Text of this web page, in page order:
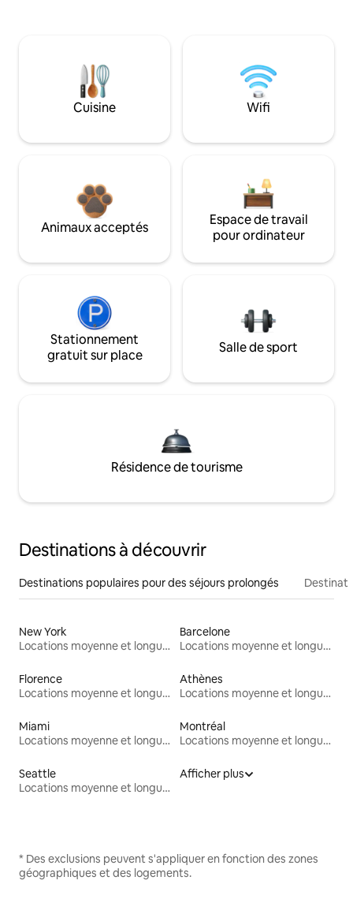
Cuisine Wifi
Animaux acceptés
Espace de travail
pour ordinateur
Stationnement
gratuit sur place
Salle de sport
Résidence de tourisme
Destinations à découvrir
Destinations populaires pour des séjours prolongés
New York
Locations moyenne et longue durée
Barcelone
Locations moyenne et longue durée
Florence
Locations moyenne et longue durée
Athènes
Locations moyenne et longue durée
Miami
Locations moyenne et longue durée
Montréal
Locations moyenne et longue durée
Seattle
Locations moyenne et longue durée
Afficher plus
* Des exclusions peuvent s'appliquer en fonction des zones
géographiques et des logements.